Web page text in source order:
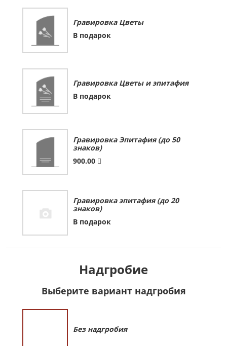
Гравировка Цветы
В подарок
Гравировка Цветы и эпитафия
В подарок
Гравировка Эпитафия (до 50
знаков)
900.00
Гравировка эпитафия (до 20
знаков)
В подарок
Надгробие
Выберите вариант надгробия
Без надгробия